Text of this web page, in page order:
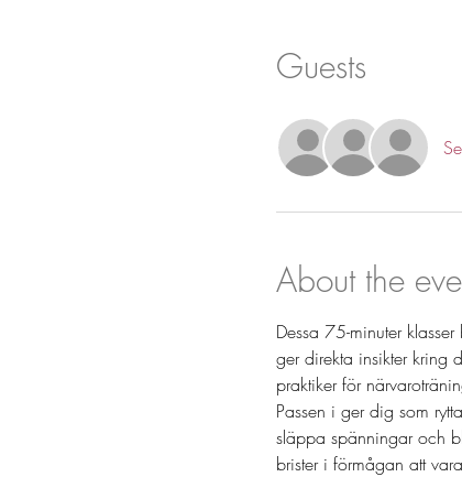
Guests
About the
Dessa 75-minuter
ger direkta insikter kring
praktiker för
Passen i ger dig som
släppa spänningar och
brister i förmågan att